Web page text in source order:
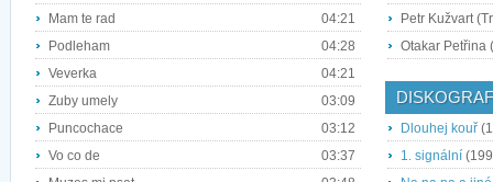
Mam te rad
04:21
Podleham
04:28
Veverka
04:21
Zuby umely
03:09
Puncochace
03:12
Vo co de
03:37
Petr Kužvart
Otakar Petřina
Dlouhej kouř
1. signální